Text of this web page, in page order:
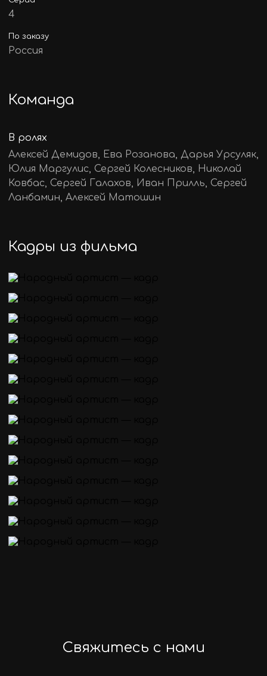
4
По заказу
Россия
Команда
В ролях
Алексей Демидов, Ева Розанова, Дарья Урсуляк,
Юлия Маргулис, Сергей Колесников, Николай
Ковбас, Сергей Галахов, Иван Прилль, Сергей
Ланбамин, Алексей Матошин
Кадры из фильма
Свяжитесь с нами